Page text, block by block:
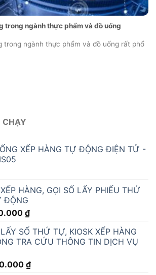
trong ngành thực phẩm và đồ uống
trong ngành thực phẩm và đồ uống rất phổ
CHẠY
XẾP HÀNG TỰ ĐỘNG ĐIỆN TỬ -
HÀNG, GỌI SỐ LẤY PHIẾU THỨ
ĐỘNG
₫
SỐ THỨ TỰ, KIOSK XẾP HÀNG
TRA CỨU THÔNG TIN DỊCH VỤ
₫